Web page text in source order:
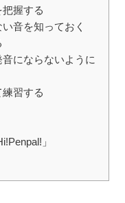
握する
音を知っておく
にならないように
習する
」